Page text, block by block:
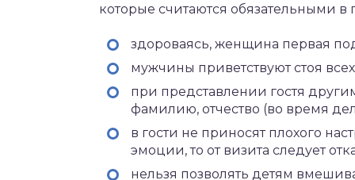
которые считаются обязательными
здороваясь, женщина первая
мужчины приветствуют стоя
при представлении гостя
фамилию, отчество (во время
в гости не приносят плохого
эмоции, то от визита следует
нельзя позволять детям